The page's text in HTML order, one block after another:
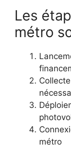
Les
métro
métro